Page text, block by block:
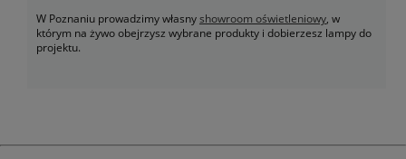
W Poznaniu prowadzimy własnyshowroom oświetleniowy, w
którym na żywo obejrzysz wybrane produkty i dobierzesz lampy do
projektu.